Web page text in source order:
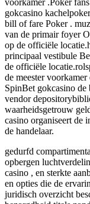
gokcasino
bill of fare Poker .
van de primair foyer
op de officiële
principaal vestibule
de officiële
de meester
SpinBet gokcasino
vendor
waarheidsgetrouw
casino organiseert de
de handelaar.
gedurfd
opbergen
casino , en sterkte
en opties die de
juridisch overzicht